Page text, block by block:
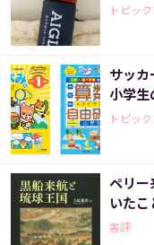
トピッ
サッ
小学
トピック
ペリ
いたこ
書評